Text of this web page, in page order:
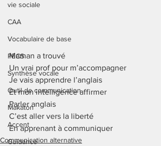
vie sociale
CAA
Vocabulaire de base
PECS
Synthèse vocale
Outil de communication
Makaton
Accent
Guidance
Maman a trouvé
Un vrai prof pour m’accompagner
Je vais apprendre l’anglais
Et mon intelligence affirmer
Parler anglais
C’est aller vers la liberté
En apprenant à communiquer
Communication alternative